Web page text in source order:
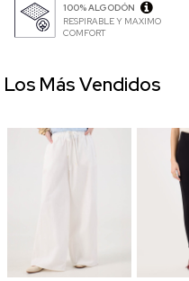
100% ALGODÓN
RESPIRABLE Y MAXIMO
COMFORT
Los Más Vendidos